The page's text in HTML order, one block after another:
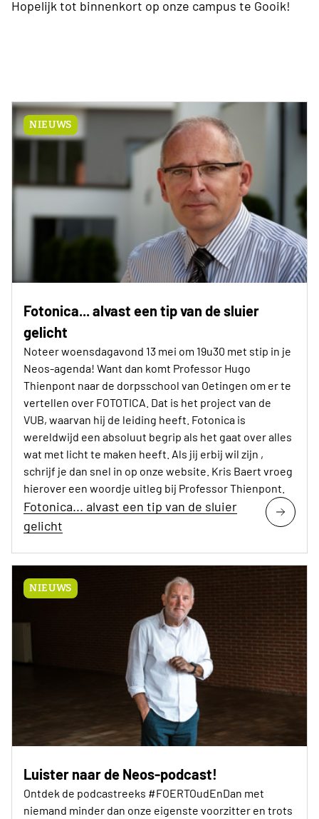
Hopelijk tot binnenkort op onze campus te Gooik!
NIEUWS
Fotonica... alvast een tip van de sluier
gelicht
Noteer woensdagavond 13 mei om 19u30 met stip in je
Neos-agenda! Want dan komt Professor Hugo
Thienpont naar de dorpsschool van Oetingen om er te
vertellen over FOTOTICA. Dat is het project van de
VUB, waarvan hij de leiding heeft. Fotonica is
wereldwijd een absoluut begrip als het gaat over alles
wat met licht te maken heeft. Als jij erbij wil zijn ,
schrijf je dan snel in op onze website. Kris Baert vroeg
hierover een woordje uitleg bij Professor Thienpont.
Fotonica... alvast een tip van de sluier
gelicht
NIEUWS
Luister naar de Neos-podcast!
Ontdek de podcastreeks #FOERTOudEnDan met
niemand minder dan onze eigenste voorzitter en trots